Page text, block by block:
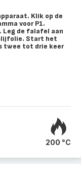
Klik op de
voor P1.
Leg de falafel aan
Start het
twee tot drie keer
200 °C